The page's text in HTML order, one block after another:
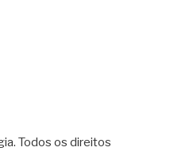
Todos os direitos